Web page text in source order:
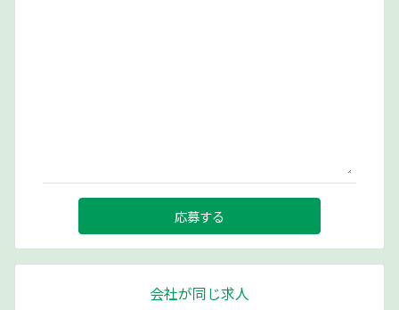
応募する
会社が同じ求人